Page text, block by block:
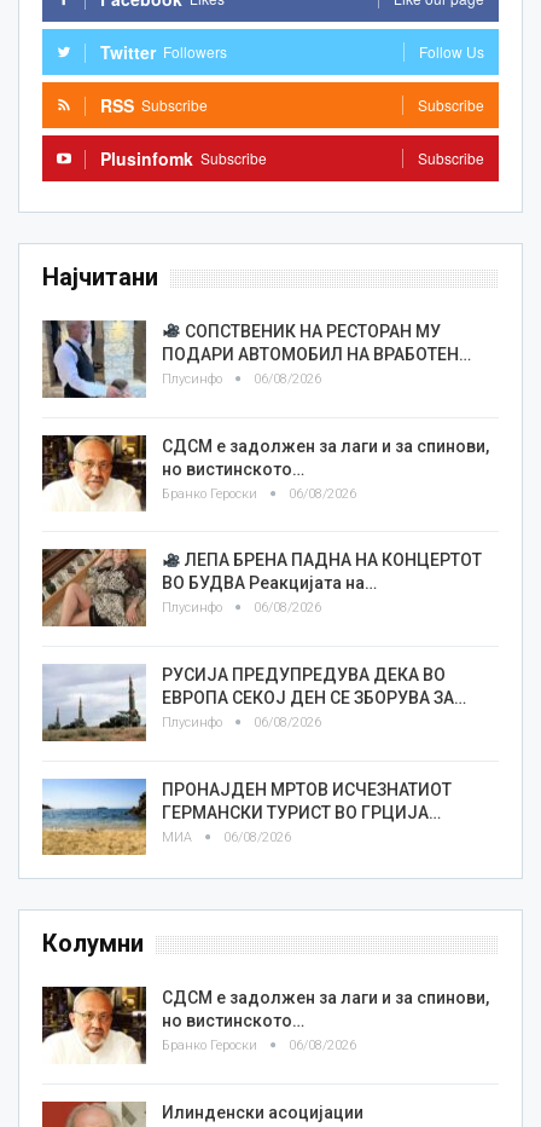
Twitter Followers Follow Us
RSS Subscribe Subscribe
Plusinfomk Subscribe Subscribe
Најчитани
СОПСТВЕНИК НА РЕСТОРАН МУ
ПОДАРИ АВТОМОБИЛ НА ВРАБОТЕН…
Плусинфо 06/08/2026
СДСМ е задолжен за лаги и за спинови,
но вистинското…
Бранко Героски 06/08/2026
ЛЕПА БРЕНА ПАДНА НА КОНЦЕРТОТ
ВО БУДВА Реакцијата на…
Плусинфо 06/08/2026
РУСИЈА ПРЕДУПРЕДУВА ДЕКА ВО
ЕВРОПА СЕКОЈ ДЕН СЕ ЗБОРУВА ЗА…
Плусинфо 06/08/2026
ПРОНАЈДЕН МРТОВ ИСЧЕЗНАТИОТ
ГЕРМАНСКИ ТУРИСТ ВО ГРЦИЈА…
МИА 06/08/2026
Колумни
СДСМ е задолжен за лаги и за спинови,
но вистинското…
Бранко Героски 06/08/2026
Илинденски асоцијации